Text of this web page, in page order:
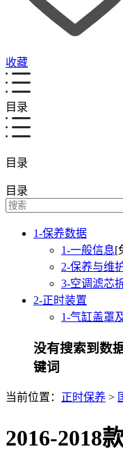
收藏
目录
目录
目录
1-保养数据
1-一般信息[
2-保养与维
3-空调滤芯
2-正时装置
1-气缸盖罩
没有搜索到数
键词
当前位置： 正时保养 >
2016-2018